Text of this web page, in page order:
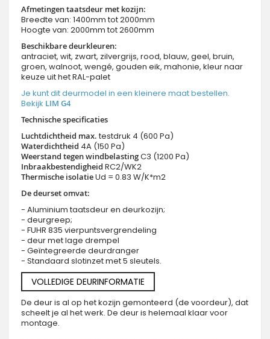
Afmetingen taatsdeur met kozijn:
Breedte van: 1400mm tot 2000mm
Hoogte van: 2000mm tot 2600mm
Beschikbare deurkleuren:
antraciet, wit, zwart, zilvergrijs, rood, blauw, geel, bruin,
groen, walnoot, wengé, gouden eik, mahonie, kleur naar
keuze uit het RAL-palet
Je kunt dit deurmodel in een kleinere maat bestellen.
Bekijk LIM G4
Technische specificaties
Luchtdichtheid max.testdruk 4 (600 Pa)
Waterdichtheid 4A (150 Pa)
Weerstand tegen windbelastingC3 (1200 Pa)
Inbraakbestendigheid RC2/WK2
Thermische isolatieUd = 0.83 W/K*m2
De deurset omvat:
- Aluminium taatsdeur en deurkozijn;
- deurgreep;
- FUHR 835 vierpuntsvergrendeling
- deur met lage drempel
- Geïntegreerde deurdranger
- Standaard slotinzet met 5 sleutels.
VOLLEDIGE DEURINFORMATIE
De deur is al op het kozijn gemonteerd (de voordeur), dat
scheelt je al het werk. De deur is helemaal klaar voor
montage.